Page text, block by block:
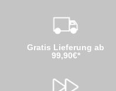
Gratis Lieferung ab
99,90€*